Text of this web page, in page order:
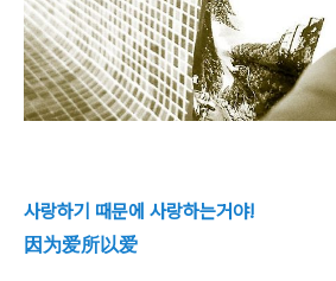
사랑하기 때문에 사랑하는거야!
因为爱所以爱